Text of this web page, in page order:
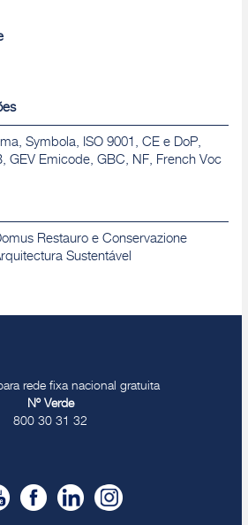
Symbola, ISO 9001, CE e DoP,
GEV Emicode, GBC, NF, French Voc
Restauro e Conservazione
Sustentável
rede fixa nacional gratuita
Nº Verde
800 30 31 32